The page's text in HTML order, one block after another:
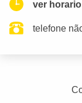
ver
telefone